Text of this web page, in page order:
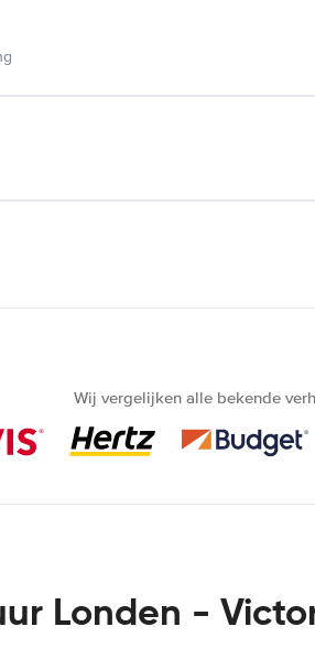
Wij vergelijken alle bekende
Londen -